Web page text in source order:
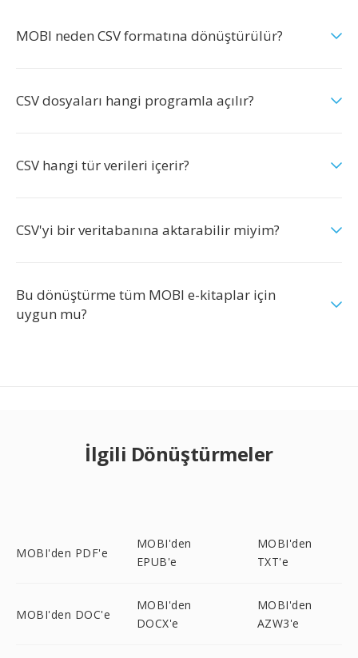
MOBI neden CSV formatına dönüştürülür?
CSV dosyaları hangi programla açılır?
CSV hangi tür verileri içerir?
CSV'yi bir veritabanına aktarabilir miyim?
Bu dönüştürme tüm MOBI e-kitaplar için
uygun mu?
İlgili Dönüştürmeler
MOBI'den PDF'e
MOBI'den
EPUB'e
MOBI'den
TXT'e
MOBI'den DOC'e
MOBI'den
DOCX'e
MOBI'den
AZW3'e